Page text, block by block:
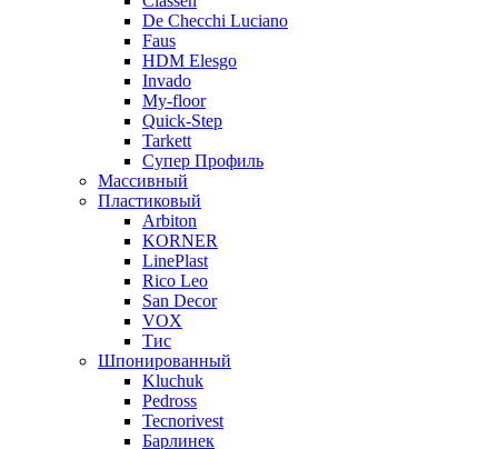
De Checchi Luciano
Faus
HDM Elesgo
Invado
My-floor
Quick-Step
Tarkett
Супер Профиль
Массивный
Пластиковый
Arbiton
KORNER
LinePlast
Rico Leo
San Decor
VOX
Тис
Шпонированный
Kluchuk
Pedross
Tecnorivest
Барлинек